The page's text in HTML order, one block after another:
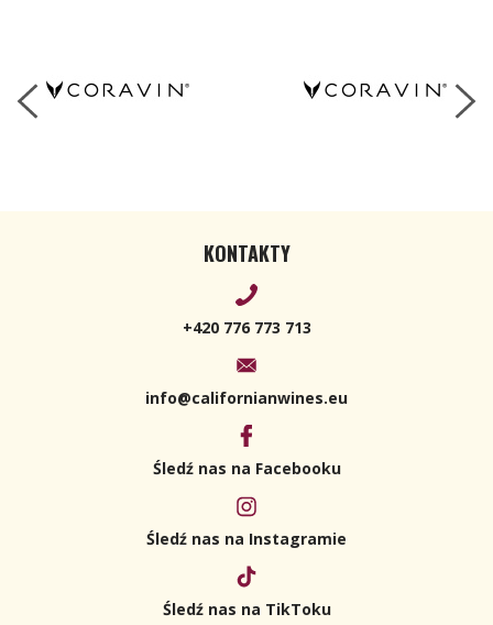
KONTAKTY
+420 776 773 713
info@californianwines.eu
Śledź nas na Facebooku
Śledź nas na Instagramie
Śledź nas na TikToku